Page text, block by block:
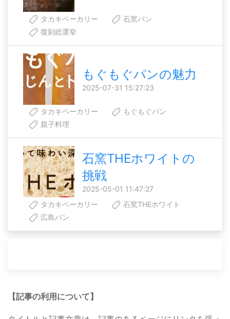
タカキベーカリー
石窯パン
復刻総選挙
もぐもぐパンの魅力
2025-07-31 15:27:23
タカキベーカリー
もぐもぐパン
親子料理
石窯THEホワイトの
挑戦
2025-05-01 11:47:27
タカキベーカリー
石窯THEホワイト
広島パン
【記事の利用について】